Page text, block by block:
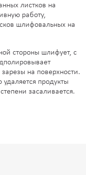
листков на
работу,
шлифовальных на
стороны шлифует, с
на поверхности.
удаляется продукты
засаливается.